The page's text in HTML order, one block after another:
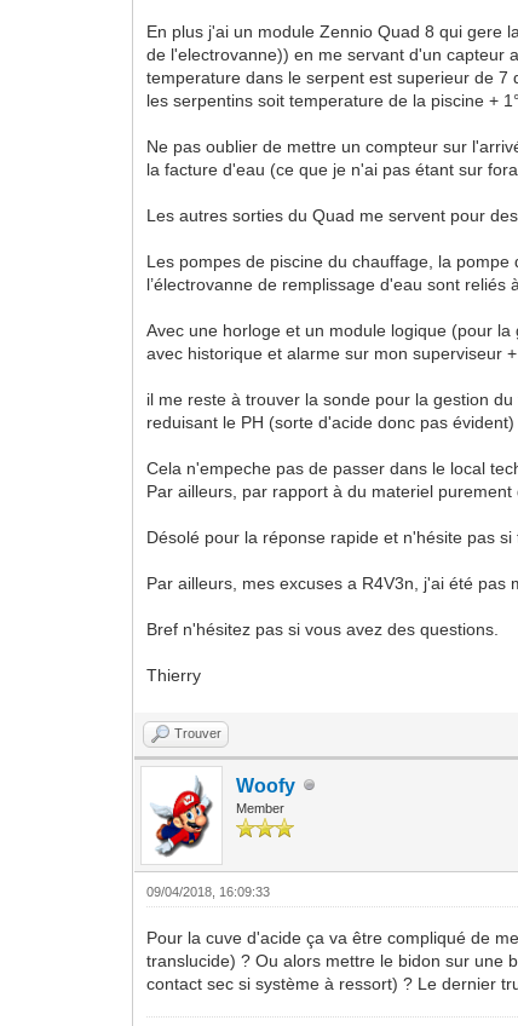
En plus j'ai un module Zennio Quad 8 qui gere
de l'electrovanne)) en me servant d'un capteur
temperature dans le serpent est superieur de
les serpentins soit temperature de la piscine +
Ne pas oublier de mettre un compteur sur
la facture d'eau (ce que je n'ai pas étant sur
Les autres sorties du Quad me servent pour
Les pompes de piscine du chauffage, la
l’électrovanne de remplissage d'eau sont reliés
Avec une horloge et un module logique (pour
avec historique et alarme sur mon superviseur
il me reste à trouver la sonde pour la gestion
reduisant le PH (sorte d'acide donc pas
Cela n'empeche pas de passer dans le local
Par ailleurs, par rapport à du materiel
Désolé pour la réponse rapide et n'hésite pas si
Par ailleurs, mes excuses a R4V3n, j'ai été pas
Bref n'hésitez pas si vous avez des questions.
Thierry
Trouver
Woofy
Member
09/04/2018, 16:09:33
Pour la cuve d'acide ça va être compliqué de
translucide) ? Ou alors mettre le bidon sur une
contact sec si système à ressort) ? Le dernier